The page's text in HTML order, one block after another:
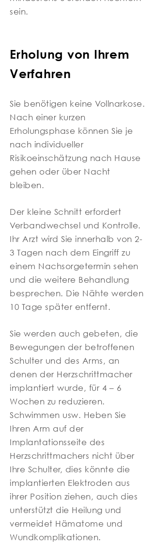
sein.
Erholung von Ihrem
Verfahren
Sie benötigen keine Vollnarkose.
Nach einer kurzen
Erholungsphase können Sie je
nach individueller
Risikoeinschätzung nach Hause
gehen oder über Nacht
bleiben.
Der kleine Schnitt erfordert
Verbandwechsel und Kontrolle.
Ihr Arzt wird Sie innerhalb von 2-
3 Tagen nach dem Eingriff zu
einem Nachsorgetermin sehen
und die weitere Behandlung
besprechen. Die Nähte werden
10 Tage später entfernt.
Sie werden auch gebeten, die
Bewegungen der betroffenen
Schulter und des Arms, an
denen der Herzschrittmacher
implantiert wurde, für 4 – 6
Wochen zu reduzieren.
Schwimmen usw. Heben Sie
Ihren Arm auf der
Implantationsseite des
Herzschrittmachers nicht über
Ihre Schulter, dies könnte die
implantierten Elektroden aus
ihrer Position ziehen, auch dies
unterstützt die Heilung und
vermeidet Hämatome und
Wundkomplikationen.